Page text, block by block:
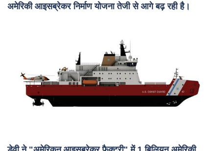
अमेरिकी आइसब्रेकर निर्माण योजना तेजी से आगे बढ़ रही है।